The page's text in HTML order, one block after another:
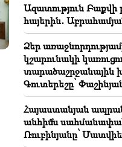
21:48
Երևանի
փոփոխություններ
21:30
Զոհասեղանին
Երևանի օդի որակի
21:16
Այս ձևով ինձ
դա նրանց չի
Ազատություն Բաքվի
հայերին․
Ձեր
կշարունակի
տարածաշրջանային
Գուտերեշը՝
Հայաստանյան
անհիմն
Ռուբինյանը՝